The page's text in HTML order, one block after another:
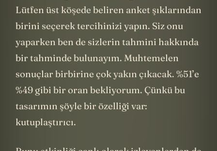
tasarımı beğendiniz mi, beğenmediniz mi?
Lütfen üst köşede beliren anket şıklarından
birini seçerek tercihinizi yapın. Siz onu
yaparken ben de sizlerin tahmini hakkında
bir tahminde bulunayım. Muhtemelen
sonuçlar birbirine çok yakın çıkacak. %51’e
%49 gibi bir oran bekliyorum. Çünkü bu
tasarımın şöyle bir özelliği var: